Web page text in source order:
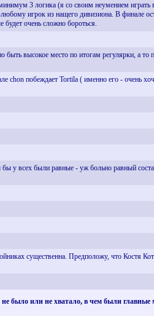
3 логика (я со своим неумением играть
игрок из нащего дивизиона. В финале
очень сложно бороться.
высокое место по итогам регулярки, а
побеждает Tortila ( именно его - очень
у всех были равные - уж больно равный
существенна. Предположу, что Костя
было или не хватало, в чем были